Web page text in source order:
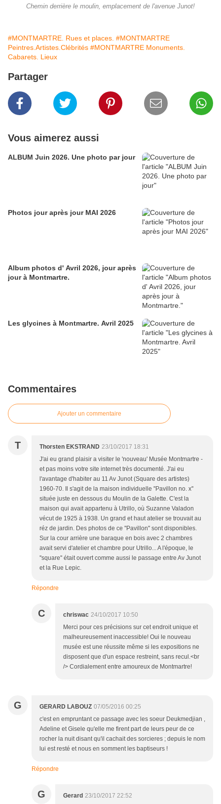
Chemin derrière le moulin, emplacement de l'avenue Junot!
#MONTMARTRE. Rues et places. #MONTMARTRE
Peintres.Artistes.Clébrités #MONTMARTRE Monuments.
Cabarets. Lieux
Partager
Vous aimerez aussi
ALBUM Juin 2026. Une photo par jour
Photos jour après jour MAI 2026
Album photos d' Avril 2026, jour après
jour à Montmartre.
Les glycines à Montmartre. Avril 2025
Commentaires
Ajouter un commentaire
T Thorsten EKSTRAND 23/10/2017 18:31
J'ai eu grand plaisir a visiter le 'nouveau' Musée Montmartre -
et pas moins votre site internet très documenté. J'ai eu
l'avantage d'habiter au 11 Av Junot (Square des artistes)
1960-70. Il s'agit de la maison individuelle ''Pavillon no. x''
située juste en dessous du Moulin de la Galette. C'est la
maison qui avait appartenu à Utrillo, où Suzanne Valadon
vécut de 1925 à 1938. Un grand et haut atelier se trouvait au
réz de jardin. Des photos de ce ''Pavillon'' sont disponibles.
Sur la cour arrière une baraque en bois avec 2 chambres
avait servi d'atelier et chambre pour Utrillo... A l'époque, le
''square'' était ouvert comme aussi le passage entre Av Junot
et la Rue Lepic.
Répondre
C chriswac 24/10/2017 10:50
Merci pour ces précisions sur cet endroit unique et
malheureusement inaccessible! Oui le nouveau
musée est une réussite même si les expositions ne
disposent que d'un espace restreint, sans recul.<br
/> Cordialement entre amoureux de Montmartre!
G GERARD LABOUZ 07/05/2016 00:25
c'est en empruntant ce passage avec les soeur Deukmedjian ,
Adeline et Gisele qu'elle me firent part de leurs peur de ce
rocher la nuit disant qu'il cachait des sorcieres ; depuis le nom
lui est resté et nous en somment les baptiseurs !
Répondre
G Gerard 23/10/2017 22:52